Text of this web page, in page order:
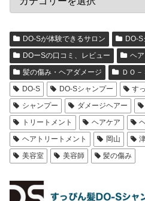
DO-Sが体験できるサロン
DO-
DOーSの口コミ、レビュー
ヘ
髪の傷み・ヘアダメージ
ＤＯ
DO-S
DO-Sシャンプー す
シャンプー
ダメージヘアー
トリートメント
ヘアケア
ヘアトリートメント
岡山
美容室
美容師 髪の傷み